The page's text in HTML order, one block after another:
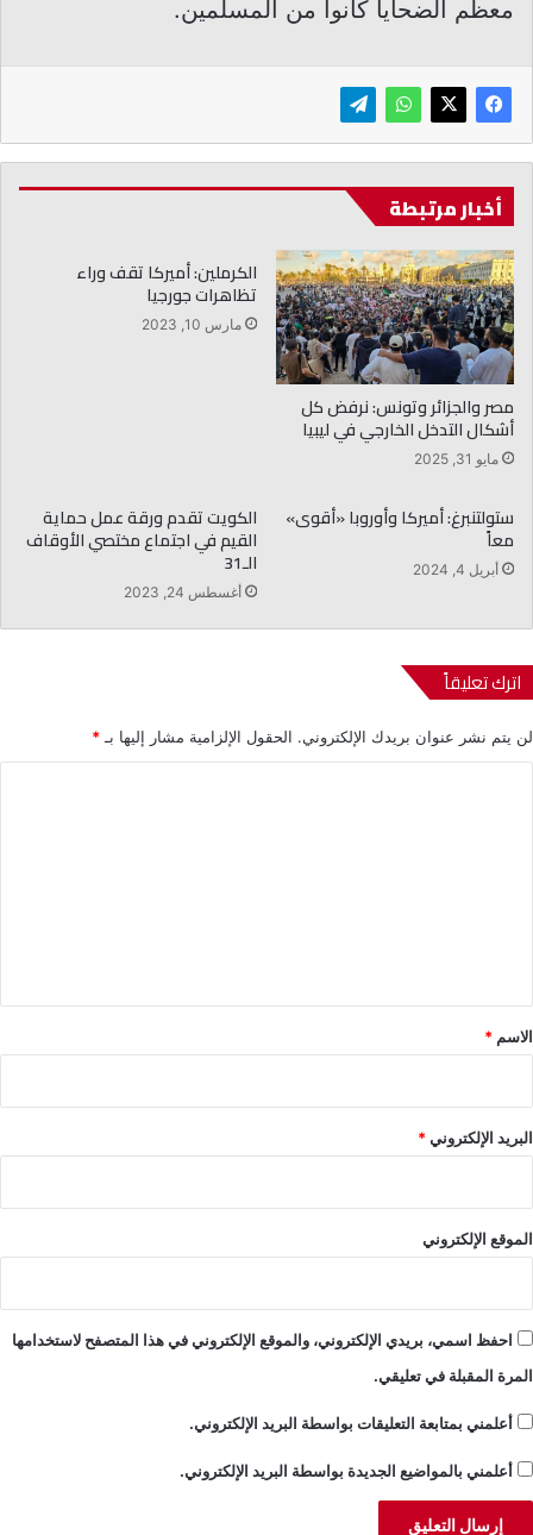
معظم الضحايا كانوا من المسلمين.
أخبار مرتبطة
مصر والجزائر وتونس: نرفض كل
أشكال التدخل الخارجي في ليبيا
مايو 31, 2025
الكرملين: أميركا تقف وراء
تظاهرات جورجيا
مارس 10, 2023
ستولتنبرغ: أميركا وأوروبا «أقوى»
معاً
أبريل 4, 2024
الكويت تقدم ورقة عمل حماية
القيم في اجتماع مختصي الأوقاف
الـ31
أغسطس 24, 2023
اترك تعليقاً
لن يتم نشر عنوان بريدك الإلكتروني. الحقول الإلزامية مشار إليها بـ*
*
الاسم *
البريد الإلكتروني*
الموقع الإلكتروني
احفظ اسمي، بريدي الإلكتروني، والموقع الإلكتروني في هذا المتصفح لاستخدامها
المرة المقبلة في تعليقي.
أعلمني بمتابعة التعليقات بواسطة البريد الإلكتروني.
أعلمني بالمواضيع الجديدة بواسطة البريد الإلكتروني.